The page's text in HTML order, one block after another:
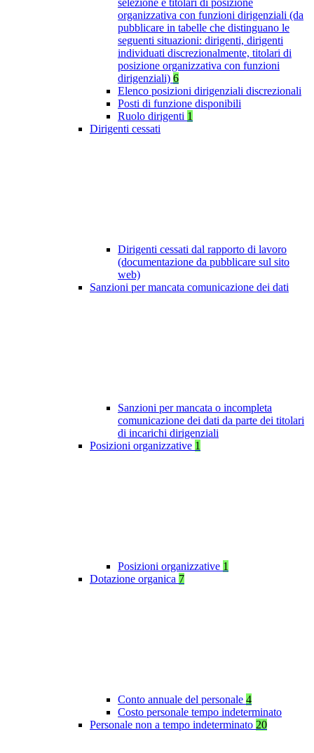
selezione e titolari di posizione
organizzativa con funzioni dirigenziali (da
pubblicare in tabelle che distinguano le
seguenti situazioni: dirigenti, dirigenti
individuati discrezionalmente, titolari di
posizione organizzativa con funzioni
dirigenziali) 6
Elenco posizioni dirigenziali discrezionali
Posti di funzione disponibili
Ruolo dirigenti 1
Dirigenti cessati
Dirigenti cessati dal rapporto di lavoro
(documentazione da pubblicare sul sito
web)
Sanzioni per mancata comunicazione dei dati
Sanzioni per mancata o incompleta
comunicazione dei dati da parte dei titolari
di incarichi dirigenziali
Posizioni organizzative 1
Posizioni organizzative 1
Dotazione organica 7
Conto annuale del personale 4
Costo personale tempo indeterminato
Personale non a tempo indeterminato 20